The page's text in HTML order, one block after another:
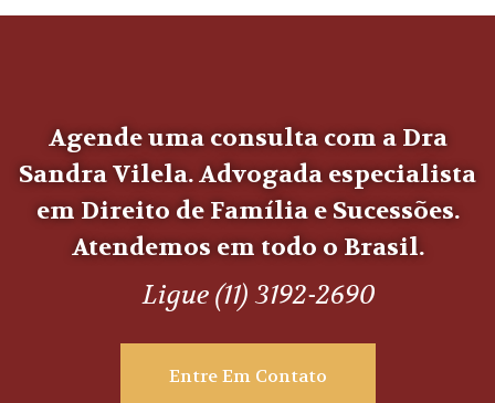
Agende uma consulta com a Dra
Sandra Vilela. Advogada especialista
em Direito de Família e Sucessões.
Atendemos em todo o Brasil.
Ligue (11) 3192-2690
Entre Em Contato